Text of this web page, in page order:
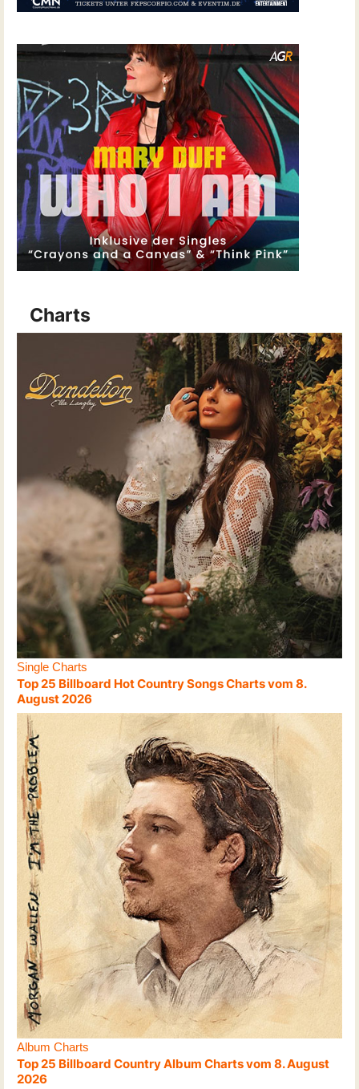
Charts
Single Charts
Top 25 Billboard Hot Country Songs Charts vom 8.
August 2026
Album Charts
Top 25 Billboard Country Album Charts vom 8. August
2026